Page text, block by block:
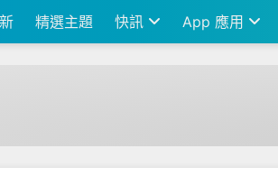
精選主題 快訊 App 應用